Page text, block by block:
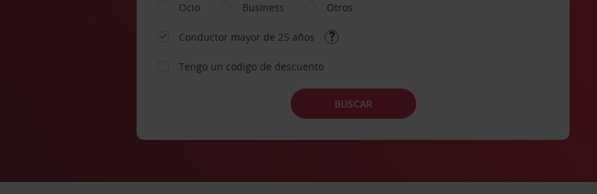
Ocio
Business Otros
Conductor mayor de 25 años
Tengo un código de descuento
BUSCAR